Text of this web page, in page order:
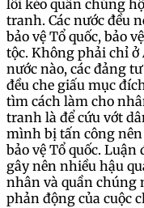
lôi kéo quần chúng
tranh. Các nước đều
bảo vệ Tổ quốc, bảo
tộc. Không phải chỉ ở
nước nào, các đảng
đều che giấu mục
tìm cách làm cho
tranh là để cứu vớt
mình bị tấn công
bảo vệ Tổ quốc.
gây nên nhiều hậu
nhân và quần chúng
phản động của cuộc